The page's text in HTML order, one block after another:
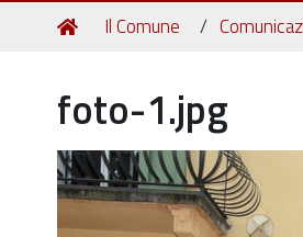
Tu
Home
Il Comune
foto-1.jpg